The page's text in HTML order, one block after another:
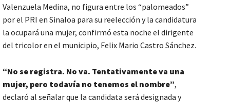
Valenzuela Medina, no figura entre los “palomeados”
por el PRI en Sinaloa para su reelección y la candidatura
la ocupará una mujer, confirmó esta noche el dirigente
del tricolor en el municipio, Felix Mario Castro Sánchez.
“No se registra. No va. Tentativamente va una
mujer, pero todavía no tenemos el nombre”,
declaró al señalar que la candidata será designada y